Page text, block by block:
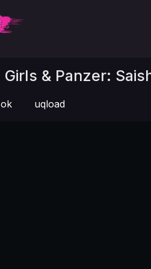
Girls & Panzer:
ok uqload